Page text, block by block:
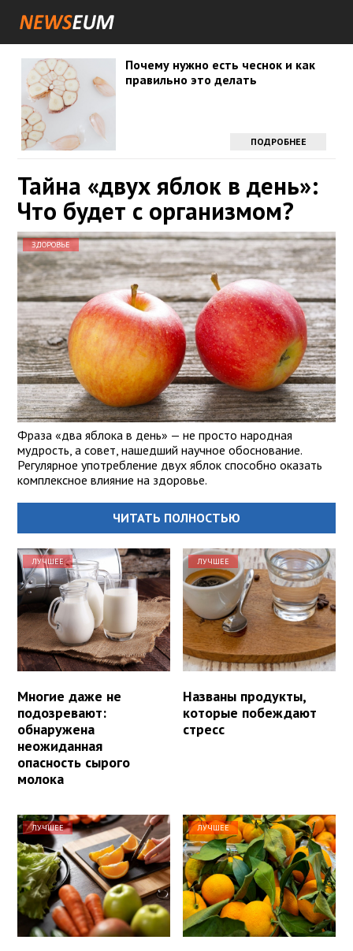
Почему нужно есть чеснок и как
правильно это делать
ПОДРОБНЕЕ
Тайна «двух яблок в день»:
Что будет с организмом?
ЗДОРОВЬЕ
Фраза «два яблока в день» — не просто народная
мудрость, а совет, нашедший научное обоснование.
Регулярное употребление двух яблок способно оказать
комплексное влияние на здоровье.
ЧИТАТЬ ПОЛНОСТЬЮ
ЛУЧШЕЕ
Многие даже не
подозревают:
обнаружена
неожиданная
опасность сырого
молока
ЛУЧШЕЕ
Названы продукты,
которые побеждают
стресс
ЛУЧШЕЕ ЛУЧШЕЕ